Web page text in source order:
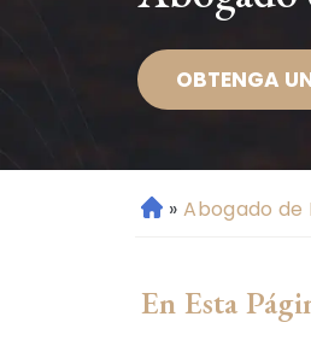
OBTENGA
Ini » Abogado de
En Esta